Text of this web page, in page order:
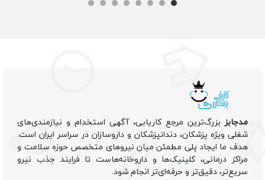
مدجابزبزرگ‌ترین مرجع کاریابی، آگهی استخدام و نیازمندی‌های
شغلی ویژه پزشکان، دندانپزشکان و داروسازان در سراسر ایران است.
هدف ما ایجاد پلی مطمئن میان نیروهای متخصص حوزه سلامت و
مراکز درمانی، کلینیک‌ها و داروخانه‌هاست تا فرایند جذب نیرو
سریع‌تر، دقیق‌تر و حرفه‌ای‌تر انجام شود.